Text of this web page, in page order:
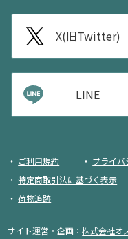
X(旧Twitter)
LINE
ご利用規約
プライバ
特定商取引法に基づく表示
荷物追跡
サイト運営・企画：株式会社オ